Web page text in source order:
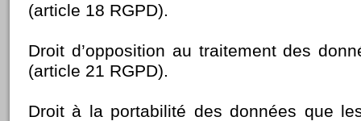
(article 18 RGPD).
Droit d’opposition au traitement des
(article 21 RGPD).
Droit à la portabilité des données que